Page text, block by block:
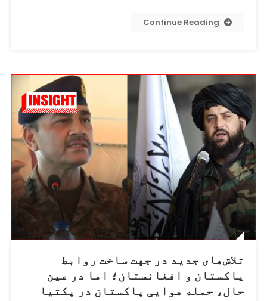
ولسوالی
استقبال
نکرده
Continue Reading
تلاش‌های جدید در جهت ساخت روابط
پاکستان و افغانستان؛ اما در عین
حال، حمله هوایی پاکستان در پکتیا